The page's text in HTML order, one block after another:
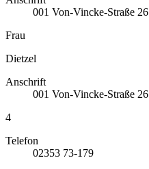
001 Von-Vincke-Straße 26
Frau
Dietzel
Anschrift
001 Von-Vincke-Straße 26
4
Telefon
02353 73-179